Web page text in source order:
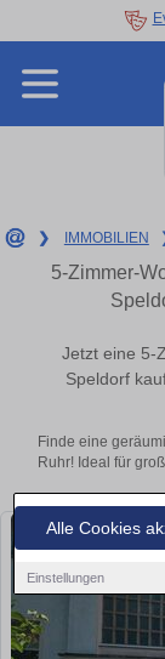
Alle Cookies
Einstellungen
❯ IMMOBILIEN
5-Zimmer-
Jetzt eine 5-
Speldorf
Finde eine
Ruhr! Ideal für